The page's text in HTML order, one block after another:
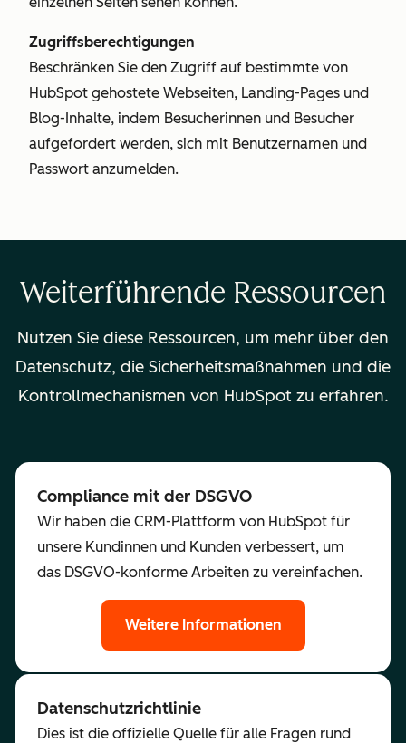
Zugriffsberechtigungen
Beschränken Sie den Zugriff auf bestimmte von
HubSpot gehostete Webseiten, Landing-Pages und
Blog-Inhalte, indem Besucherinnen und Besucher
aufgefordert werden, sich mit Benutzernamen und
Passwort anzumelden.
Weiterführende Ressourcen
Nutzen Sie diese Ressourcen, um mehr über den
Datenschutz, die Sicherheitsmaßnahmen und die
Kontrollmechanismen von HubSpot zu erfahren.
Compliance mit der DSGVO
Wir haben die CRM-Plattform von HubSpot für
unsere Kundinnen und Kunden verbessert, um
das DSGVO-konforme Arbeiten zu vereinfachen.
Weitere Informationen
Datenschutzrichtlinie
Dies ist die offizielle Quelle für alle Fragen rund